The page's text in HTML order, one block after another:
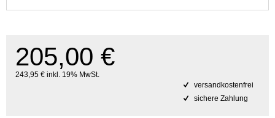
205,00 €
243,95 € inkl. 19% MwSt.
versandkostenfrei
sichere Zahlung